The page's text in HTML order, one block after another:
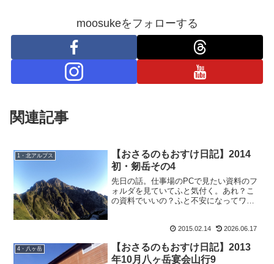
moosukeをフォローする
関連記事
1・北アルプス
【おさるのもおすけ日記】2014
初・剱岳その4
先日の話。仕事場のPCで見たい資料のフ
ォルダを見ていてふと気付く。あれ？こ
の資料でいいの？ふと不安になってワニ
てるんですか？』ワ：『ぁあ？お前、今
2015.02.14 2026.06.17
4・八ヶ岳
【おさるのもおすけ日記】2013
年10月八ヶ岳宴会山行9